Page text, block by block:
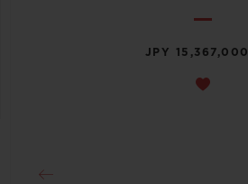
JPY 15,367,000